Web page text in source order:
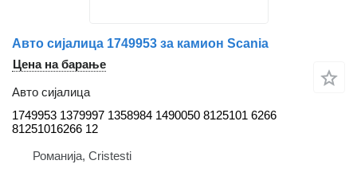
Авто сијалица 1749953 за камион Scania
Цена на барање
Авто сијалица
1749953 1379997 1358984 1490050 8125101 6266
81251016266 12
Романија, Cristesti